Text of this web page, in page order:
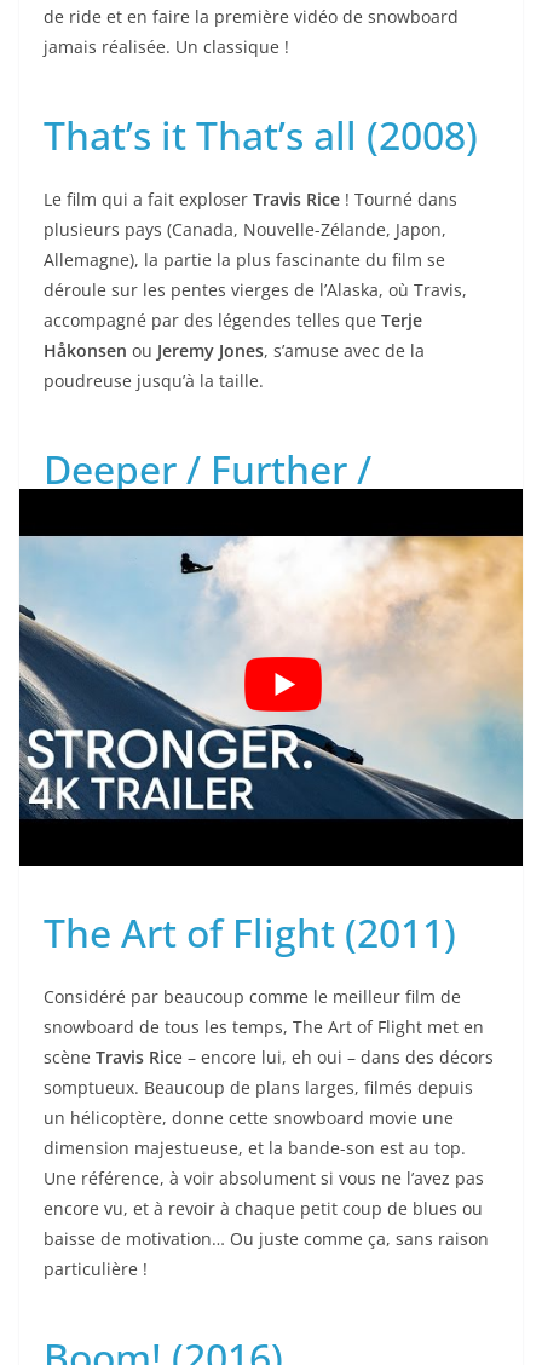
de ride et en faire la première vidéo de snowboard
jamais réalisée. Un classique !
That’s it That’s all (2008)
Le film qui a fait exploser Travis Rice ! Tourné dans
plusieurs pays (Canada, Nouvelle-Zélande, Japon,
Allemagne), la partie la plus fascinante du film se
déroule sur les pentes vierges de l’Alaska, où Travis,
accompagné par des légendes telles que Terje
Håkonsen ou Jeremy Jones, s’amuse avec de la
poudreuse jusqu’à la taille.
Deeper / Further /
2012, 2014)
Plus proche d’un documentaire que d’un film classique
de snowboard, la trilogie Deeper vous emmène sur les
traces de
Jeremy Jones
, prêt à tout pour assouvir sa
passion des pentes très raides et jamais ridées.
Camping sur la glace, tempêtes de neige, et ascension
à pied et en splitboard: on n’est pas dans la grosse
production où on enchaîne les tricks, mais bien dans
The Art of Flight (2011)
Considéré par beaucoup comme le meilleur film de
snowboard de tous les temps, The Art of Flight met en
scène Travis Rice – encore lui, eh oui – dans des décors
somptueux. Beaucoup de plans larges, filmés depuis
un hélicoptère, donne cette snowboard movie une
dimension majestueuse, et la bande-son est au top.
Une référence, à voir absolument si vous ne l’avez pas
encore vu, et à revoir à chaque petit coup de blues ou
baisse de motivation… Ou juste comme ça, sans raison
particulière !